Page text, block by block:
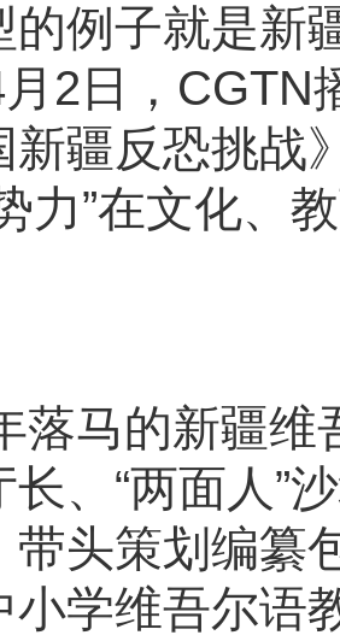
的例子就是新
2日，CGTN
疆反恐挑战
力”在文化、
落马的新疆维
、“两面人”
带头策划编纂
小学维吾尔语